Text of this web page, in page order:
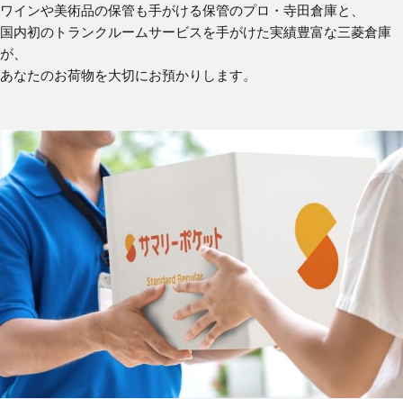
ワインや美術品の保管も手がける保管のプロ・寺田倉庫と、
国内初のトランクルームサービスを手がけた実績豊富な三菱倉庫
が、
あなたのお荷物を大切にお預かりします。